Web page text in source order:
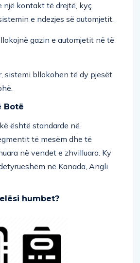
një kontakt të drejtë, kyç
e ndezjes së automjetit.
gazin e automjetit në të
sistemi bllokohen të dy pjesët
Botë
është standarde në
të mesëm dhe të
në vendet e zhvilluara. Ky
në Kanada, Angli
humbet?